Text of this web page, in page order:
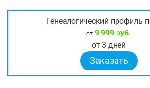
Генеалогический профиль
от 9 999 руб.
от 3 дней
Заказать